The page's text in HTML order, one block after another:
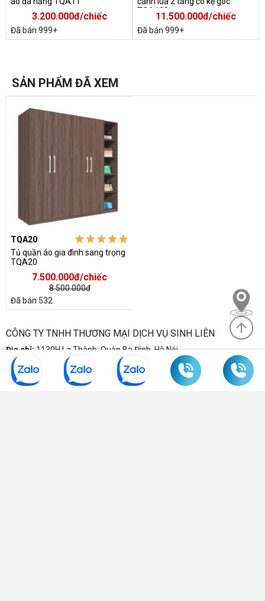
➡Khách hàng có thể tham khảo thêm các mẫu tủ quần áo gia
đình giá rẻ của công ty chúng tôi dưới đây:
https://noithatvanphonggiare.com/cac-mau-tu-dung-quan-ao-
gia-dinh-gia-re/c207.html
3.200.000đ/chiếc
Đã bán 999+
TQA10911.500.000đ/chiếc
Đã bán 999+
SẢN PHẨM ĐÃ XEM
TQA20
Tủ quần áo gia đình sang trọng
TQA20
7.500.000đ/chiếc
8.500.000đ
Đã bán 532
CÔNG TY TNHH THƯƠNG MẠI DỊCH VỤ SINH LIÊN
Địa chỉ: 1130H La Thành, Quận Ba Đình, Hà Nội
Xem bản đồ đường đi
Điện thoại:
0904 570 339 0985 635 830
043 7752 728